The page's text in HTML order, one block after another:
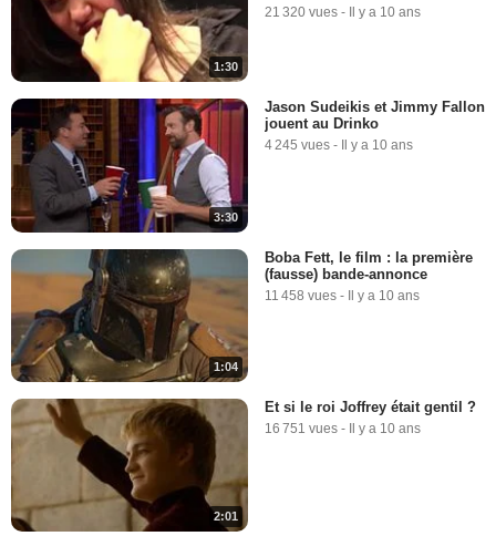
1:30
21 320 vues - Il y a 10 ans
3:30
Jason Sudeikis et Jimmy Fallon
jouent au Drinko
4 245 vues - Il y a 10 ans
1:04
Boba Fett, le film : la première
(fausse) bande-annonce
11 458 vues - Il y a 10 ans
2:01
Et si le roi Joffrey était gentil ?
16 751 vues - Il y a 10 ans